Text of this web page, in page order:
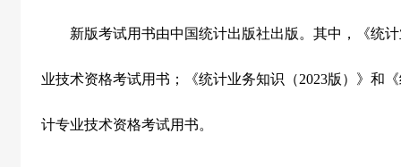
新版考试用书由中国统计出版社出版。其中，《统计
业技术资格考试用书；《统计业务知识（2023版）》和
计专业技术资格考试用书。